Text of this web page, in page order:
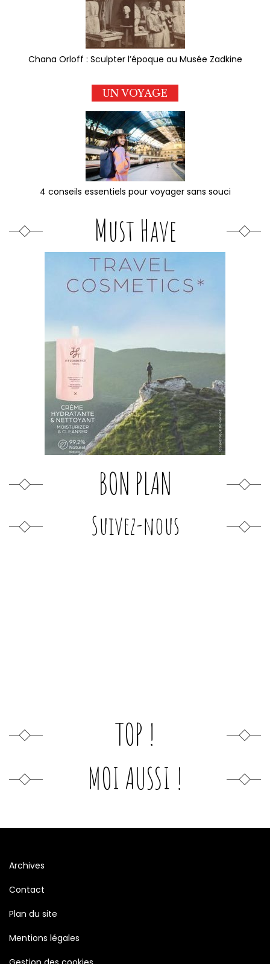
Chana Orloff : Sculpter l’époque au Musée Zadkine
UN VOYAGE
4 conseils essentiels pour voyager sans souci
Must Have
BON PLAN
Suivez-nous
TOP !
MOI AUSSI !
Archives
Contact
Plan du site
Mentions légales